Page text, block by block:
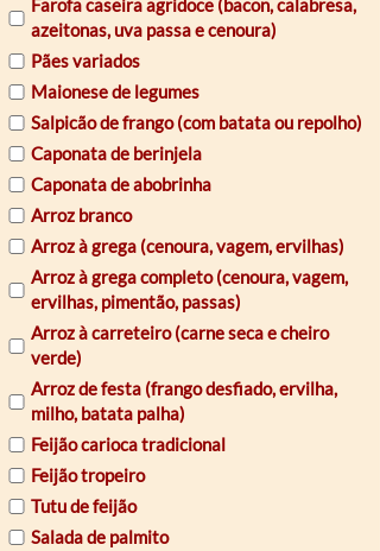
Farofa caseira agridoce (bacon, calabresa,
azeitonas, uva passa e cenoura)
Pães variados
Maionese de legumes
Salpicão de frango (com batata ou repolho)
Caponata de berinjela
Caponata de abobrinha
Arroz branco
Arroz à grega (cenoura, vagem, ervilhas)
Arroz à grega completo (cenoura, vagem,
ervilhas, pimentão, passas)
Arroz à carreteiro (carne seca e cheiro
verde)
Arroz de festa (frango desfiado, ervilha,
milho, batata palha)
Feijão carioca tradicional
Feijão tropeiro
Tutu de feijão
Salada de palmito